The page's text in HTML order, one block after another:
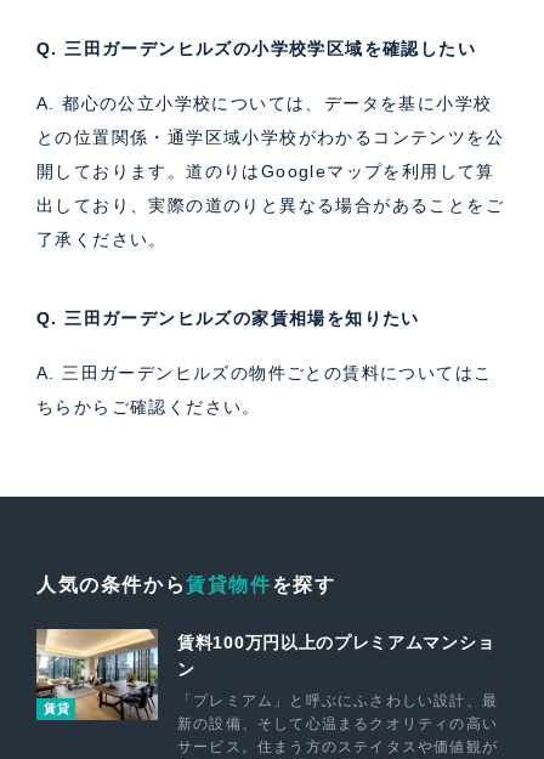
Q. 三田ガーデンヒルズの小学校学区域を確認したい
A. 都心の公立小学校については、データを基に小学校
との位置関係・通学区域小学校がわかるコンテンツを公
開しております。道のりはGoogleマップを利用して算
出しており、実際の道のりと異なる場合があることをご
了承ください。
Q. 三田ガーデンヒルズの家賃相場を知りたい
A. 三田ガーデンヒルズの物件ごとの賃料については こ
ちら からご確認ください。
人気の条件から賃貸物件を探す
賃貸
賃料100万円以上のプレミアムマンショ
ン
「プレミアム」と呼ぶにふさわしい設計、最
新の設備、そして心温まるクオリティの高い
サービス。住まう方のステイタスや価値観が